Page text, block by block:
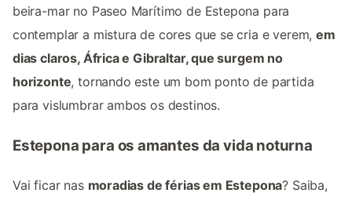
beira-mar no Paseo Marítimo de Estepona para
contemplar a mistura de cores que se cria e verem,em
dias claros, África e Gibraltar, que surgem no
horizonte, tornando este um bom ponto de partida
para vislumbrar ambos os destinos.
Estepona para os amantes da vida noturna
Vai ficar nas moradias de férias em Estepona? Saiba,